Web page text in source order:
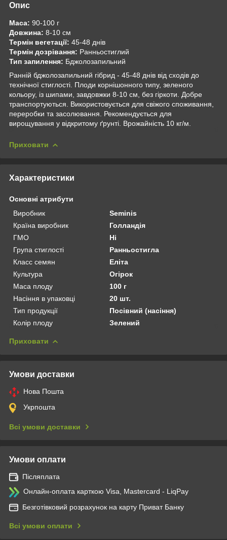
Опис
Маса: 90-100 г
Довжина: 8-10 см
Термін вегетації: 45-48 днів
Термін дозрівання: Ранньостиглий
Тип запилення: Бджолозапильний
Ранній бджолозапильний гібрид - 45-48 днів від сходів до
технічної стиглості. Плоди корнішонного типу, зеленого
кольору, із шипами, завдовжки 8-10 см, без гіркоти. Добре
транспортуються. Використовується для свіжого споживання,
переробки та засолювання. Рекомендується для
вирощування у відкритому ґрунті. Врожайність 10 кг/м.
Приховати
Характеристики
Основні атрибути
Виробник
Seminis
Країна виробник
Голландія
ГМО
Ні
Група стиглості
Ранньостигла
Класс семян
Еліта
Культура
Огірок
Маса плоду
100 г
Насіння в упаковці
20 шт.
Тип продукції
Посівний (насіння)
Колір плоду
Зелений
Приховати
Умови доставки
Нова Пошта
Укрпошта
Всі умови доставки
Умови оплати
Післяплата
Онлайн-оплата карткою Visa, Mastercard - LiqPay
Безготівковий розрахунок на карту Приват Банку
Всі умови оплати